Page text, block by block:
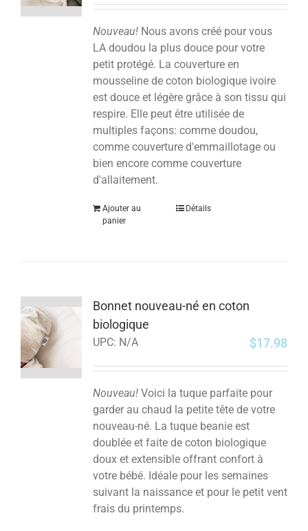
Nouveau!Nous avons créé pour vous
LA doudou la plus douce pour votre
petit protégé. La couverture en
mousseline de coton biologique ivoire
est douce et légère grâce à son tissu qui
respire. Elle peut être utilisée de
multiples façons: comme doudou,
comme couverture d'emmaillotage ou
bien encore comme couverture
d'allaitement.
Ajouter au
panier
Détails
Bonnet nouveau-né en coton
biologique
UPC: N/A $17.98
Nouveau!Voici la tuque parfaite pour
garder au chaud la petite tête de votre
nouveau-né. La tuque beanie est
doublée et faite de coton biologique
doux et extensible offrant confort à
votre bébé. Idéale pour les semaines
suivant la naissance et pour le petit vent
frais du printemps.